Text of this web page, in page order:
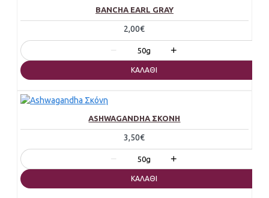
BANCHA EARL GRAY
2,00€
− 50g +
ΚΑΛΆΘΙ
ASHWAGANDHA ΣΚΌΝΗ
3,50€
− 50g +
ΚΑΛΆΘΙ